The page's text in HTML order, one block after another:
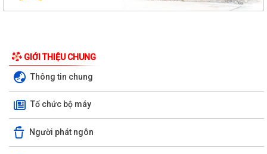
GIỚI THIỆU CHUNG
Thông tin chung
Tổ chức bộ máy
Người phát ngôn